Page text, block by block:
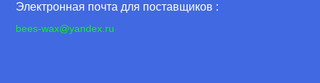
Электронная почта для поставщиков :
bees-wax@yandex.ru